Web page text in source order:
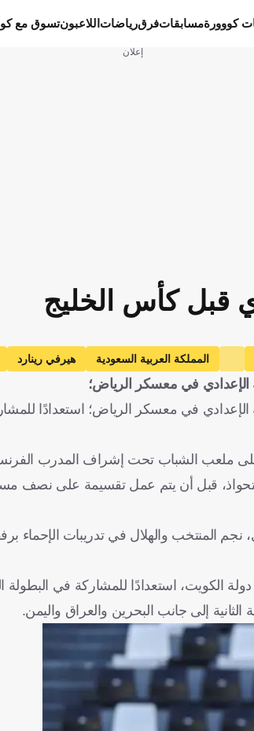
كووورةمسابقاتفرقرياضات اللاعبونتسوق مع
إعلان
قبل كأس الخليج
المملكة العربية السعودية هيرفي رينارد
الإعدادي في معسكر الرياض؛
على ملعب الشباب تحت إشراف المدرب
قبل أن يتم عمل تقسيمة على نصف
المنتخب والهلال في تدريبات الإحماء
للمشاركة في البطولة التي تستمر حتى 3 يناير/
إلى جانب البحرين والعراق واليمن.